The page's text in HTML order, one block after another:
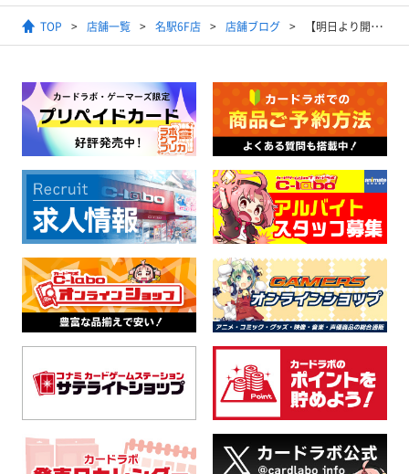
TOP 店舗一覧 名駅6F店 店舗ブログ 【明日より開始】イーブイヒーローズ再販分販売方法ついて